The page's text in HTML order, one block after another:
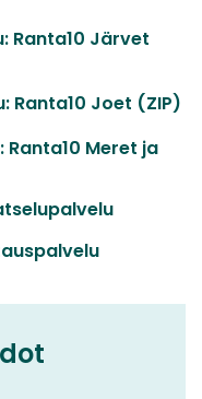
Ranta10 Järvet
Ranta10 Joet (ZIP)
Meret ja